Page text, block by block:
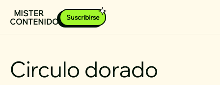
MISTER
CONTENIDOS Suscribirse
Circulo dorado